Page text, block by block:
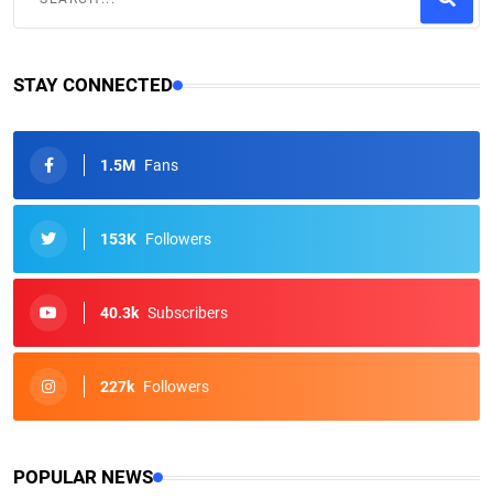
STAY CONNECTED
1.5M Fans
153K Followers
40.3k Subscribers
227k Followers
POPULAR NEWS